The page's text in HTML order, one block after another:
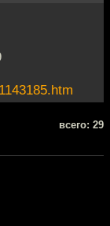
всего: 29